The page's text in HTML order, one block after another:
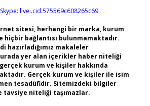
Skype: live:.cid.575569c608265c69
sitesi, herhangi bir marka, kurum
hiçbir bağlantısı bulunmamaktadır.
hazırladığımız makaleler
yer alan içerikler haber niteliği
kurum ve kişiler hakkında
Gerçek kurum ve kişiler ile isim
tesadüfidir. Sitemizdeki bilgiler
tavsiye niteliği taşımazlar.